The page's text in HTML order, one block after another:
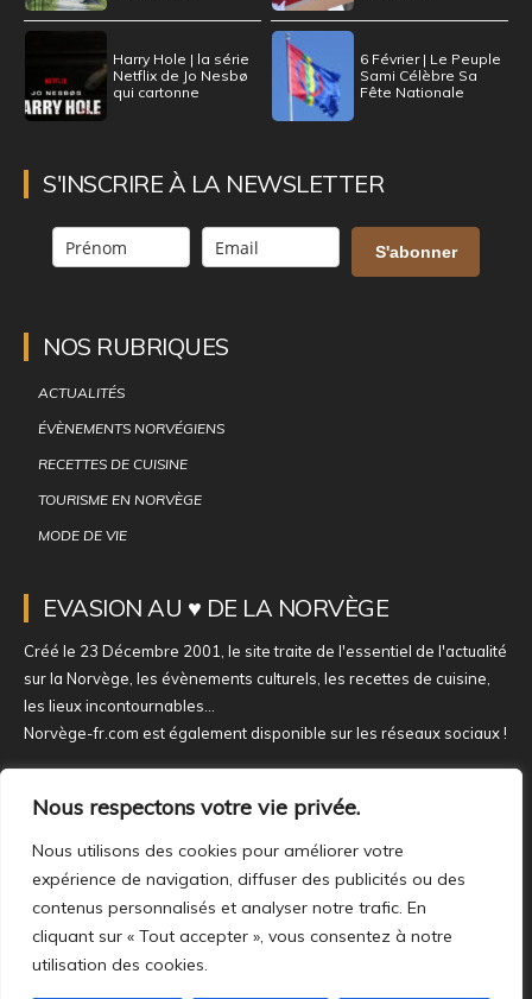
Nous respectons votre vie privée.
Nous utilisons des cookies pour améliorer votre
expérience de navigation, diffuser des publicités ou des
contenus personnalisés et analyser notre trafic. En
cliquant sur « Tout accepter », vous consentez à notre
utilisation des cookies.
Harry Hole | la série
Netflix de Jo Nesbø
qui cartonne
6 Février | Le Peuple
Sami Célèbre Sa
Fête Nationale
S'INSCRIRE À LA NEWSLETTER
S'abonner
NOS RUBRIQUES
ACTUALITÉS
ÉVÈNEMENTS NORVÉGIENS
RECETTES DE CUISINE
TOURISME EN NORVÈGE
MODE DE VIE
EVASION AU ♥ DE LA NORVÈGE
Créé le 23 Décembre 2001, le site traite de l'essentiel de l'actualité
sur la Norvège, les évènements culturels, les recettes de cuisine,
les lieux incontournables...
Norvège-fr.com est également disponible sur les réseaux sociaux !